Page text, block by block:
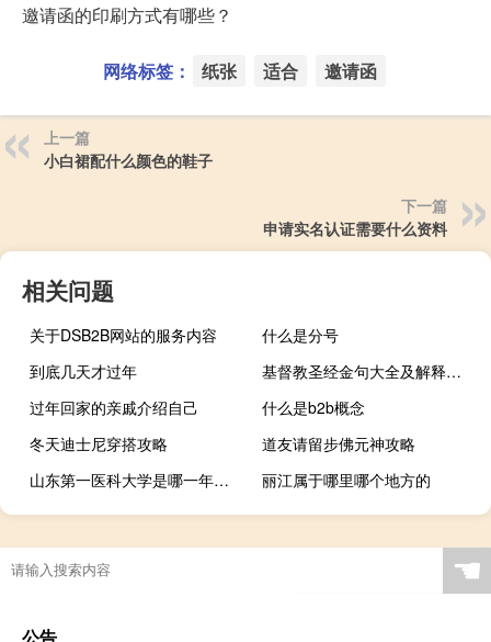
邀请函的印刷方式有哪些？
网络标签： 纸张 适合 邀请函
上一篇
小白裙配什么颜色的鞋子
下一篇
申请实名认证需要什么资料
相关问题
关于DSB2B网站的服务内容
什么是分号
到底几天才过年
基督教圣经金句大全及解释（基督教圣经金句大全）
过年回家的亲戚介绍自己
什么是b2b概念
冬天迪士尼穿搭攻略
道友请留步佛元神攻略
山东第一医科大学是哪一年创办的
丽江属于哪里哪个地方的
“相看握手了无事”的出处是哪里
☚
公告